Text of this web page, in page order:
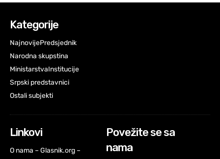
Kategorije
NajnovijePredsjednik
Narodna skupstina
MinistarstvaInstitucije
Srpski predstavnici
Ostali subjekti
Linkovi
O nama – Glasnik.org –
Povežite se sa
nama